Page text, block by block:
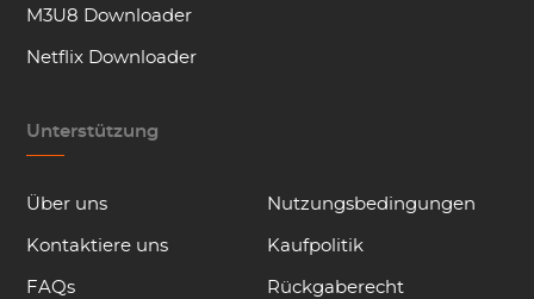
M3U8 Downloader
Netflix Downloader
Unterstützung
Über uns
Kontaktiere uns
FAQs
Nutzungsbedingungen
Kaufpolitik
Rückgaberecht